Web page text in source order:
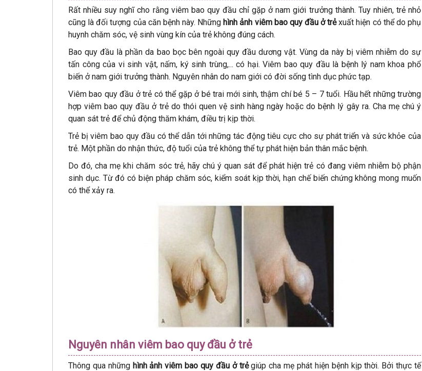
Rất nhiều suy nghĩ cho rằng viêm bao quy đầu chỉ gặp ở nam giới trưởng thành. Tuy nhiên, trẻ nhỏ
cũng là đối tượng của căn bệnh này. Nhữnghình ảnh viêm bao quy đầu ở trẻxuất hiện có thể do phụ
huynh chăm sóc, vệ sinh vùng kín của trẻ không đúng cách.
Bao quy đầu là phần da bao bọc bên ngoài quy đầu dương vật. Vùng da này bị viêm nhiễm do sự
tấn công của vi sinh vật, nấm, ký sinh trùng,... có hại. Viêm bao quy đầu là bệnh lý nam khoa phổ
biến ở nam giới trưởng thành. Nguyên nhân do nam giới có đời sống tình dục phức tạp.
Viêm bao quy đầu ở trẻ có thể gặp ở bé trai mới sinh, thậm chí bé 5 – 7 tuổi. Hầu hết những trường
hợp viêm bao quy đầu ở trẻ do thói quen vệ sinh hàng ngày hoặc do bệnh lý gây ra. Cha mẹ chú ý
quan sát trẻ để chủ động thăm khám, điều trị kịp thời.
Trẻ bị viêm bao quy đầu có thể dẫn tới những tác động tiêu cực cho sự phát triển và sức khỏe của
trẻ. Một phần do nhận thức, độ tuổi của trẻ không thể tự phát hiện bản thân mắc bệnh.
Do đó, cha mẹ khi chăm sóc trẻ, hãy chú ý quan sát để phát hiện trẻ có đang viêm nhiễm bộ phận
sinh dục. Từ đó có biện pháp chăm sóc, kiểm soát kịp thời, hạn chế biến chứng không mong muốn
có thể xảy ra.
Nguyên nhân viêm bao quy đầu ở trẻ
Thông qua những hình ảnh viêm bao quy đầu ở trẻgiúp cha mẹ phát hiện bệnh kịp thời. Bởi thực tế